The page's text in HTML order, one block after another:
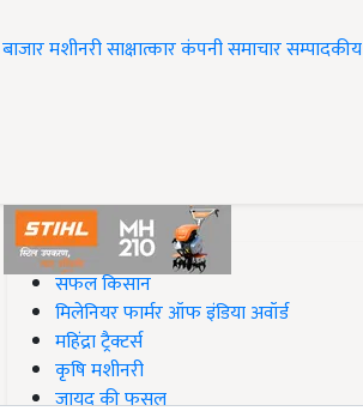
बाजारमशीनरीसाक्षात्कारकंपनी समाचारसम्पादकीय
#Top on Krishi Jagran
सफल किसान
मिलेनियर फार्मर ऑफ इंडिया अवॉर्ड
महिंद्रा ट्रैक्टर्स
कृषि मशीनरी
जायद की फसल